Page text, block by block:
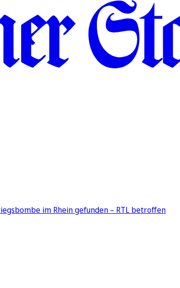
im Rhein gefunden – RTL betroffen